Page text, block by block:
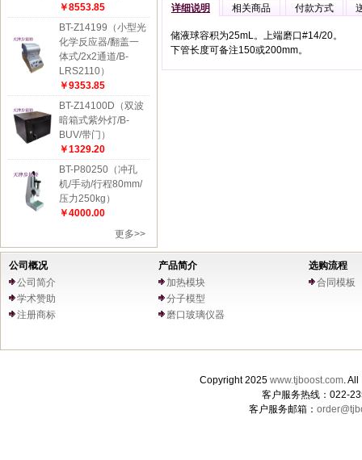
￥8553.85
BT-Z14199（小型光
化学反应器/翻盖一
体式/2x2通道/B-
LRS2110）
￥9353.85
BT-Z14100D（双波
暗箱式紫外灯/B-
BUV/带门）
￥1329.20
BT-P80250（冲孔
机/手动/行程80mm/
压力250kg）
￥4000.00
更多>>
详细说明 相关商品 付款方式
储液球容积为25mL。上端磨口#14/20。
下管长度可备注150或200mm。
公司概况
公司简介
学术赞助
注册商标
产品简介
加热模块
分子模型
磨口玻璃仪器
选购流程
合同模板
Copyright 2025 www.tjboost.com.
客户服务热线：022-
客户服务邮箱：